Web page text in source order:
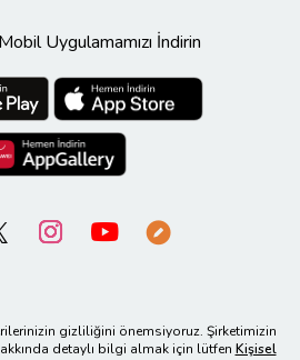
Uygulamamızı İndirin
gizliliğini önemsiyoruz. Şirketimizin
detaylı bilgi almak için lütfen Kişisel